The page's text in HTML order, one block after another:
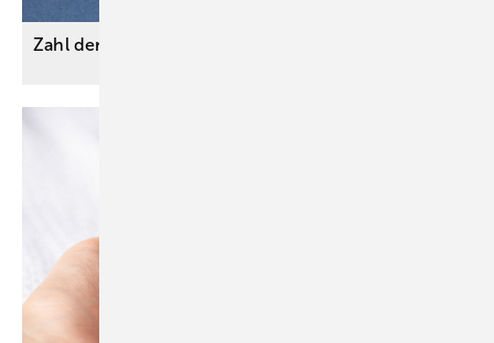
Zahl der Schulwegunfälle